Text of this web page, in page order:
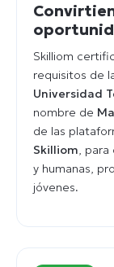
Skilliom
requisitos de
Universidad
nombre de
de las
Skilliom ,
y humanas,
jóvenes.